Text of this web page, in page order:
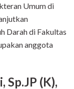
Umum di
Darah di Fakultas
anggota
Sp.JP (K),